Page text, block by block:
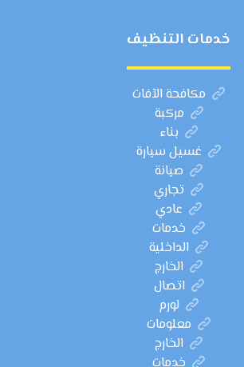
خدمات التنظيف
مكافحة الآفات
مركبة
بناء
غسيل سيارة
صيانة
تجاري
عادي
خدمات
الداخلية
الخارج
اتصال
لورم
معلومات
الخارج